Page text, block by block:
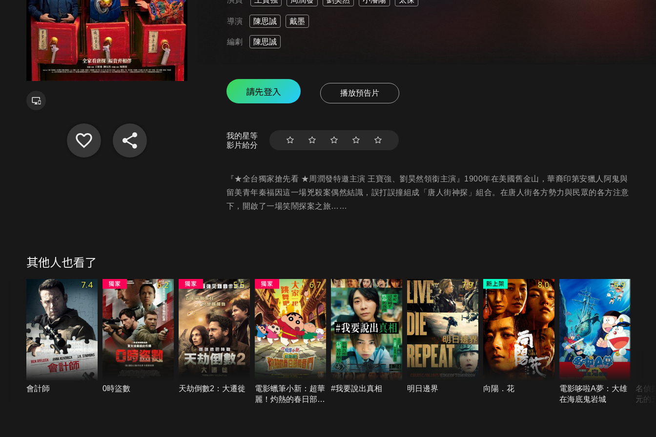
導演 陳思誠 戴墨
編劇 陳思誠
請先登入 播放預告片
我的星等
影片給分
『★全台獨家搶先看 ★周潤發特邀主演 王寶強、劉昊然領銜主演』1900年在美國舊金山，華裔印第安獵人阿鬼與
留美青年秦福因這一場兇殺案偶然結識，誤打誤撞組成「唐人街神探」組合。在唐人街各方勢力與民眾的各方注意
下，開啟了一場笑鬧探案之旅……
其他人也看了
7.4
會計師
6.2
0時盜數
5.5
天劫倒數2：大遷徙
6.7
電影蠟筆小新：超華
麗！灼熱的春日部舞
#我要說出真相
7.9
明日邊界
8.0
向陽．花
6.9
電影哆啦A夢：大雄
在海底鬼岩城
名偵
元的